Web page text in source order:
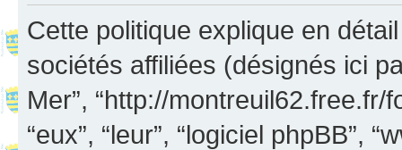
Cette politique explique en
sociétés affiliées (désignés ici
Mer”, “http://montreuil62.free.fr/
“eux”, “leur”, “logiciel phpBB”,